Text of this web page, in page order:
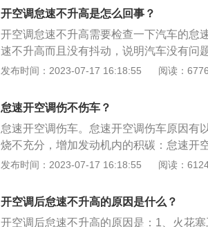
时，如果完全放松油门踏板，这时发动机
因：直接原因，指机械零件脏污、磨损、
从而造成各汽缸功率不平衡，致使发动机
控系统不正常，导致混合气燃烧不良，造
怠速不稳。
开空调怠速不升高是怎么回事？
开空调怠速不升高需要检查一下汽车的怠
速不升高而且没有抖动，说明汽车没有问
高这是正常的事情，如果空调的制冷效果
压缩机会工作，所以汽车发动机的负荷就
要注意的是，上车启动汽车之后，不要立
的降低车内的温度，还会一定程度的损坏
也很大，不仅仅会影响汽车的正常使用，
间怠速对汽车本身就有损耗，容易导致发
内也会进入一些一氧化碳，会对车内人员
发布时间：2023-07-17 16:18:55 阅读：6776
怠速开空调伤不伤车？
怠速开空调伤车。怠速开空调伤车原因有
烧不充分，增加发动机内的积碳：怠速开
加发动机内的积碳。如果长时间怠速开着
中氧气反应后燃烧不完全：汽车怠速（车
中的氧气反应后燃烧不完全，会产生更多
发布时间：2023-07-17 16:18:55 阅读：
开空调后怠速不升高的原因是什么？
开空调后怠速不升高的原因是：1、火花